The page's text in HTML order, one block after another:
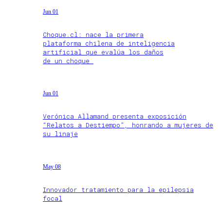
Jun 01
Choque.cl: nace la primera
plataforma chilena de inteligencia
artificial que evalúa los daños
de un choque
Jun 01
Verónica Allamand presenta exposición
“Relatos a Destiempo”, honrando a mujeres de
su linaje
May 08
Innovador tratamiento para la epilepsia
focal